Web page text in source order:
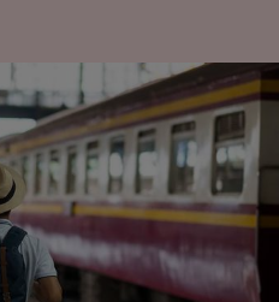
zur Identifikation
von oder Zugriff auf
Endgerät.
und Inhalte, Messung
Performance von
sowie
von